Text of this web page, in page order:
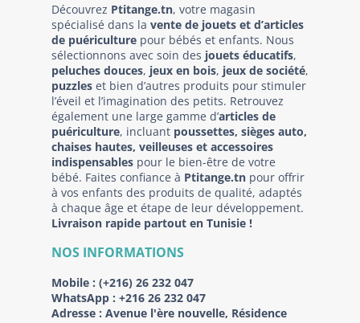
Découvrez Ptitange.tn, votre magasin
spécialisé dans la vente de jouets et d’articles
de puériculture pour bébés et enfants. Nous
sélectionnons avec soin des jouets éducatifs,
peluches douces, jeux en bois, jeux de société,
puzzles et bien d’autres produits pour stimuler
l’éveil et l’imagination des petits. Retrouvez
également une large gamme d’articles de
puériculture, incluant poussettes, sièges auto,
chaises hautes, veilleuses et accessoires
indispensables pour le bien-être de votre
bébé. Faites confiance à Ptitange.tn pour offrir
à vos enfants des produits de qualité, adaptés
à chaque âge et étape de leur développement.
Livraison rapide partout en Tunisie !
NOS INFORMATIONS
Mobile : (+216) 26 232 047
WhatsApp : +216 26 232 047
Adresse : Avenue l'ère nouvelle, Résidence